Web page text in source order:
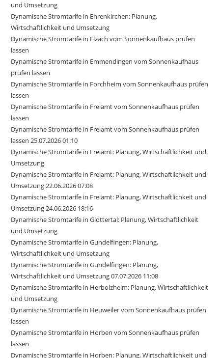
und Umsetzung
Dynamische Stromtarife in Ehrenkirchen: Planung,
Wirtschaftlichkeit und Umsetzung
Dynamische Stromtarife in Elzach vom Sonnenkaufhaus prüfen
lassen
Dynamische Stromtarife in Emmendingen vom Sonnenkaufhaus
prüfen lassen
Dynamische Stromtarife in Forchheim vom Sonnenkaufhaus prüfen
lassen
Dynamische Stromtarife in Freiamt vom Sonnenkaufhaus prüfen
lassen
Dynamische Stromtarife in Freiamt vom Sonnenkaufhaus prüfen
lassen 25.07.2026 01:10
Dynamische Stromtarife in Freiamt: Planung, Wirtschaftlichkeit und
Umsetzung
Dynamische Stromtarife in Freiamt: Planung, Wirtschaftlichkeit und
Umsetzung 22.06.2026 07:08
Dynamische Stromtarife in Freiamt: Planung, Wirtschaftlichkeit und
Umsetzung 24.06.2026 18:16
Dynamische Stromtarife in Glottertal: Planung, Wirtschaftlichkeit
und Umsetzung
Dynamische Stromtarife in Gundelfingen: Planung,
Wirtschaftlichkeit und Umsetzung
Dynamische Stromtarife in Gundelfingen: Planung,
Wirtschaftlichkeit und Umsetzung 07.07.2026 11:08
Dynamische Stromtarife in Herbolzheim: Planung, Wirtschaftlichkeit
und Umsetzung
Dynamische Stromtarife in Heuweiler vom Sonnenkaufhaus prüfen
lassen
Dynamische Stromtarife in Horben vom Sonnenkaufhaus prüfen
lassen
Dynamische Stromtarife in Horben: Planung, Wirtschaftlichkeit und